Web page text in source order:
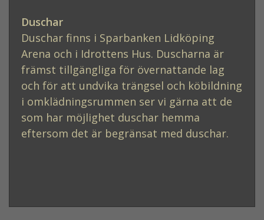
Duschar
Duschar finns i Sparbanken Lidköping
Arena och i Idrottens Hus. Duscharna är
främst tillgängliga för övernattande lag
och för att undvika trängsel och köbildning
i omklädningsrummen ser vi gärna att de
som har möjlighet duschar hemma
eftersom det är begränsat med duschar.